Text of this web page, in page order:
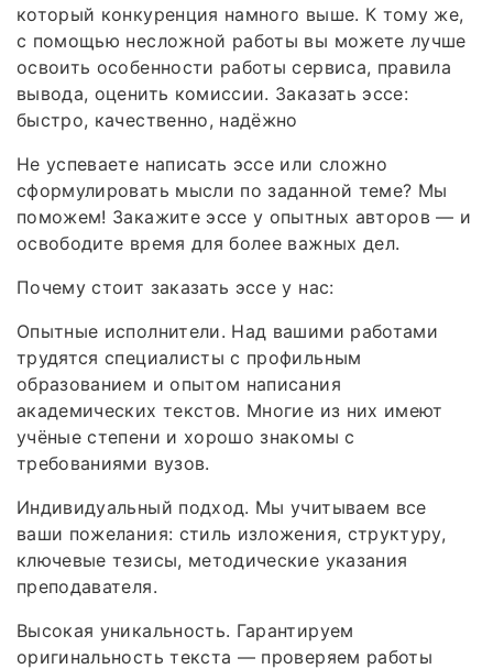
который конкуренция намного выше. К тому же,
с помощью несложной работы вы можете лучше
освоить особенности работы сервиса, правила
вывода, оценить комиссии. Заказать эссе:
быстро, качественно, надёжно
Не успеваете написать эссе или сложно
сформулировать мысли по заданной теме? Мы
поможем! Закажите эссе у опытных авторов — и
освободите время для более важных дел.
Почему стоит заказать эссе у нас:
Опытные исполнители. Над вашими работами
трудятся специалисты с профильным
образованием и опытом написания
академических текстов. Многие из них имеют
учёные степени и хорошо знакомы с
требованиями вузов.
Индивидуальный подход. Мы учитываем все
ваши пожелания: стиль изложения, структуру,
ключевые тезисы, методические указания
преподавателя.
Высокая уникальность. Гарантируем
оригинальность текста — проверяем работы